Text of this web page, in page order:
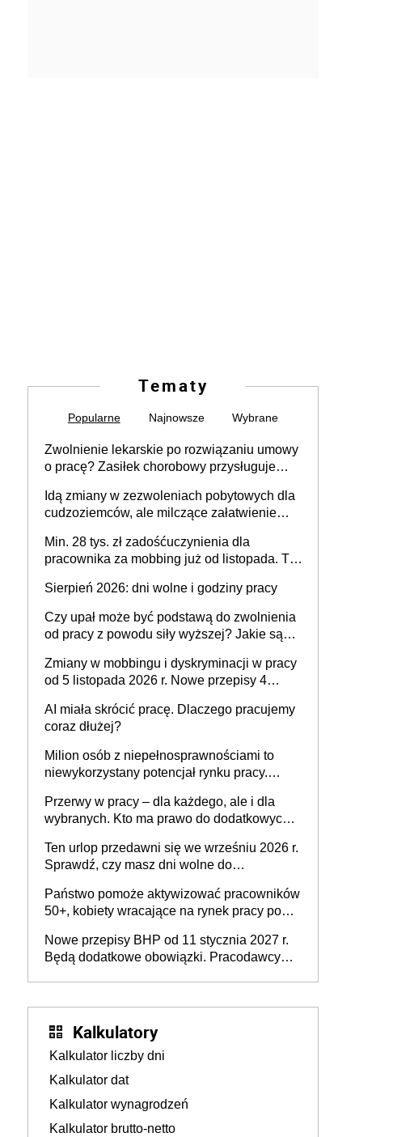
Tematy
Popularne Najnowsze Wybrane
Zwolnienie lekarskie po rozwiązaniu umowy
o pracę? Zasiłek chorobowy przysługuje
dni od ustania stosunku pracy
Idą zmiany w zezwoleniach pobytowych dla
cudzoziemców, ale milczące załatwienie
Min. 28 tys. zł zadośćuczynienia dla
pracownika za mobbing już od listopada. To
zespołu
Sierpień 2026: dni wolne i godziny pracy
Czy upał może być podstawą do zwolnienia
od pracy z powodu siły wyższej? Jakie są
Zmiany w mobbingu i dyskryminacji w pracy
od 5 listopada 2026 r. Nowe przepisy 4
Ustaw
AI miała skrócić pracę. Dlaczego pracujemy
coraz dłużej?
Milion osób z niepełnosprawnościami to
niewykorzystany potencjał rynku pracy.
dofinansowań czy refundacji, ale bariery po
stronie systemu i świadomości
pracodawców [WYWIAD]
Przerwy w pracy – dla każdego, ale i dla
wybranych. Kto ma prawo do dodatkowych
Ten urlop przedawni się we wrześniu 2026 r.
Sprawdź, czy masz dni wolne do
Państwo pomoże aktywizować pracowników
50+, kobiety wracające na rynek pracy po
osoby neuroatypowe. Powstanie Fundusz
na rzecz Inkluzywności w Zatrudnianiu?
Nowe przepisy BHP od 11 stycznia 2027 r.
Będą dodatkowe obowiązki. Pracodawcy
Kalkulatory
Kalkulator liczby dni
Kalkulator dat
Kalkulator wynagrodzeń
Kalkulator brutto-netto